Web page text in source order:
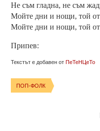
Не съм гладна, не съм
Мойте дни и нощи, той
Мойте дни и нощи, той
Припев:
Текстът е добавен отПеТеНЦеТо
ПОП-ФОЛК